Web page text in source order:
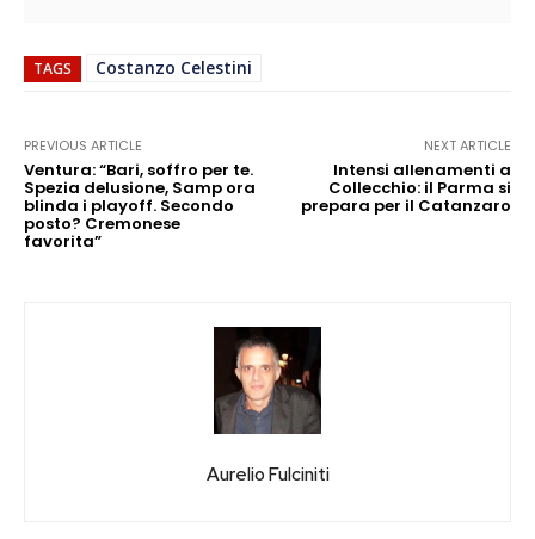
TAGS Costanzo Celestini
PREVIOUS ARTICLE
Ventura: “Bari, soffro per te.
Spezia delusione, Samp ora
blinda i playoff. Secondo
posto? Cremonese
favorita”
NEXT ARTICLE
Intensi allenamenti a
Collecchio: il Parma si
prepara per il Catanzaro
Aurelio Fulciniti